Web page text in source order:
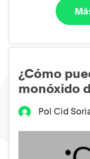
¿Cómo
monóxido
Pol Cid